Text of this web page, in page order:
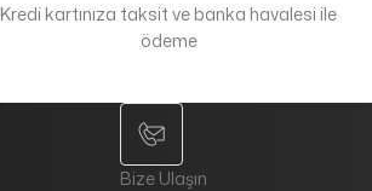
Kredi kartınıza taksit ve banka havalesi ile
ödeme
Bize Ulaşın